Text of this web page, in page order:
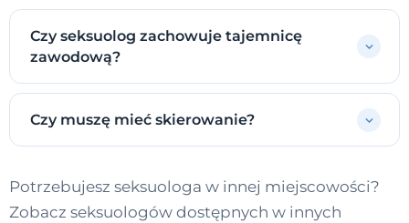
Czy seksuolog zachowuje tajemnicę
zawodową?
Czy muszę mieć skierowanie?
Potrzebujesz seksuologa w innej miejscowości?
Zobacz seksuologów dostępnych w innych